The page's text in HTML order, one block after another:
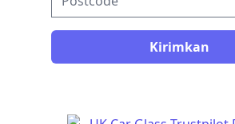
Kirimkan